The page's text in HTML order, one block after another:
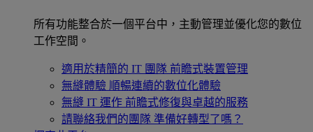
所有功能整合於一個平台中，主動管理並優化您的數位
工作空間。
適用於精簡的 IT 團隊 前瞻式裝置管理
無縫體驗 順暢連續的數位化體驗
無縫 IT 運作 前瞻式修復與卓越的服務
請聯絡我們的團隊 準備好轉型了嗎？